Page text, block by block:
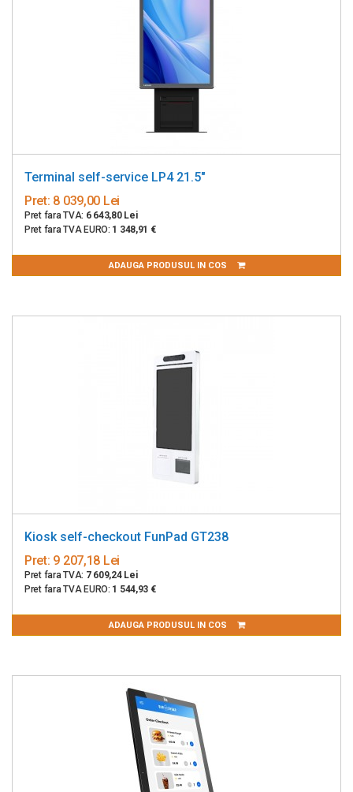
Terminal self-service LP4 21.5"
Pret: 8 039,00 Lei
Pret fara TVA: 6 643,80 Lei
Pret fara TVA EURO: 1 348,91 €
ADAUGA PRODUSUL IN COS
Kiosk self-checkout FunPad GT238
Pret: 9 207,18 Lei
Pret fara TVA: 7 609,24 Lei
Pret fara TVA EURO: 1 544,93 €
ADAUGA PRODUSUL IN COS